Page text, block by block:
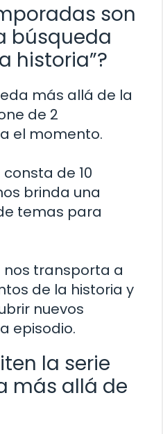
son
búsqueda
historia”?
más allá de la
de 2
el momento.
de 10
brinda una
temas para
transporta a
de la historia y
nuevos
episodio.
la serie
más allá de